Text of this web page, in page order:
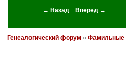
← Назад Вперед →
Генеалогический форум » Фамильные